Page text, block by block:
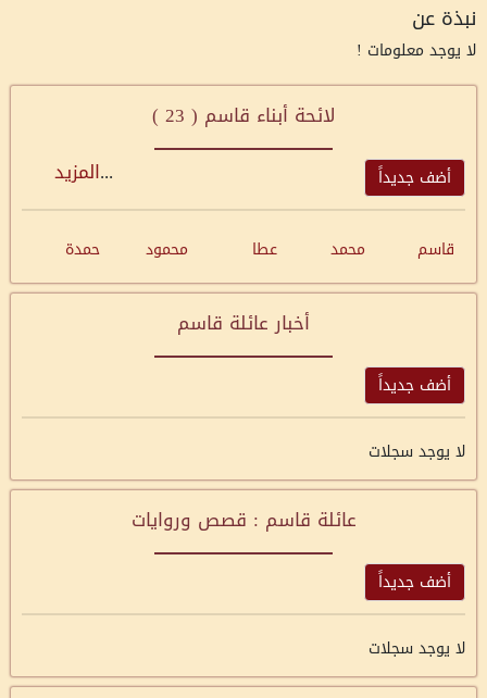
نبذة عن
لا يوجد معلومات !
لائحة أبناء قاسم ( 23
)
أضف جديداً ...المزيد
قاسم محمد عطا محمود حمدة
أخبار عائلة قاسم
أضف جديداً
لا يوجد سجلات
عائلة قاسم : قصص وروايات
أضف جديداً
لا يوجد سجلات